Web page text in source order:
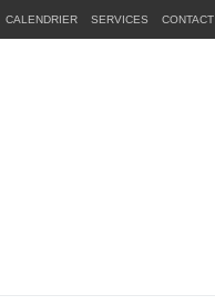
CALENDRIER SERVICES CONTACT